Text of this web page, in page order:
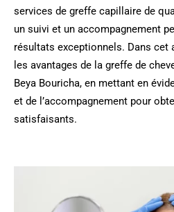
services de greffe capillaire de
un suivi et un accompagnement
résultats exceptionnels. Dans cet
les avantages de la greffe de
Beya Bouricha, en mettant en
et de l’accompagnement pour
satisfaisants.